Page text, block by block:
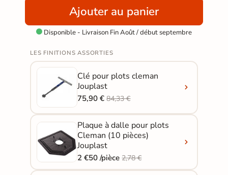
Ajouter au panier
 Disponible - Livraison Fin Août / début septembre
LES FINITIONS ASSORTIES
Clé pour plots cleman
Jouplast
75,90 €84,33 €
Plaque à dalle pour plots
Cleman (10 pièces)
Jouplast
2 €50 /pièce2,78 €